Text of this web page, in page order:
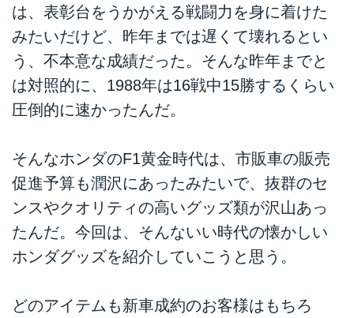
するんだ。このゴールデンウィー
ク期間、昼間の高速道路は渋滞し
てたり流れが遅かったりするの
で、夜中から明け方にかけて移動
する。
ルートは、連休のお陰で、物流の
大型トラックも少ない国道4号線
は、表彰台をうかがえる戦闘力を身に着けた
みたいだけど、昨年までは遅くて壊れるとい
う、不本意な成績だった。そんな昨年までと
は対照的に、1988年は16戦中15勝するくらい
圧倒的に速かったんだ。
そんなホンダのF1黄金時代は、市販車の販売
促進予算も潤沢にあったみたいで、抜群のセ
ンスやクオリティの高いグッズ類が沢山あっ
たんだ。今回は、そんないい時代の懐かしい
ホンダグッズを紹介していこうと思う。
どのアイテムも新車成約のお客様はもちろ